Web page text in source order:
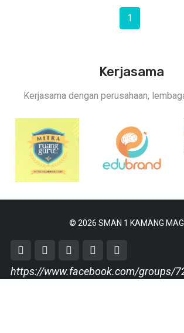
1
Kerjasama
Kerjasama dengan perusahaan,
© 2026 SMAN 1 KAMANG
https://www.facebook.com/groups/